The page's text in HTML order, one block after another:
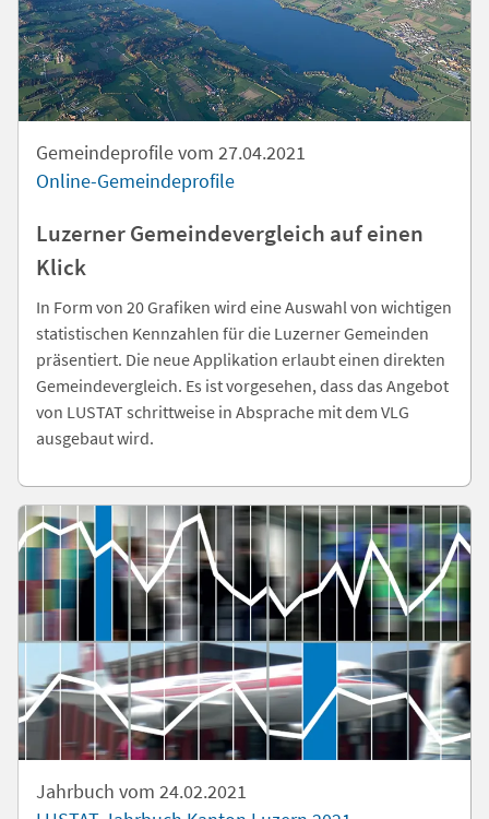
Gemeindeprofile vom 27.04.2021
Online-Gemeindeprofile
Luzerner Gemeindevergleich auf einen
Klick
In Form von 20 Grafiken wird eine Auswahl von wichtigen
statistischen Kennzahlen für die Luzerner Gemeinden
präsentiert. Die neue Applikation erlaubt einen direkten
Gemeindevergleich. Es ist vorgesehen, dass das Angebot
von LUSTAT schrittweise in Absprache mit dem VLG
ausgebaut wird.
Jahrbuch vom 24.02.2021